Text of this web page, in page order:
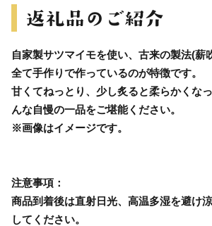
自家製サツマイモを使い、古来の製法(薪
全て手作りで作っているのが特徴です。
甘くてねっとり、少し炙ると柔らかくな
んな自慢の一品をご堪能ください。
※画像はイメージです。
注意事項：
商品到着後は直射日光、高温多湿を避け
してください。